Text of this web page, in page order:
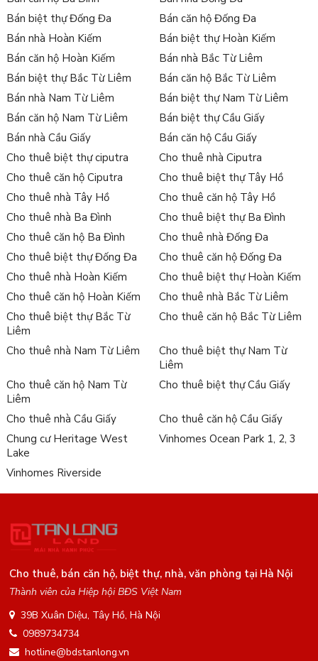
hàng thoải mái tham khảo, lựa chọn.
Cùng với đội ngũ chuyên viên tư vấn có tâm, tận tình với nghề và
có kinh nghiệm lâu năm trong lĩnh vực bất động sản, chúng tôi đảm
bảo hỗ trợ, giải đáp thắc mắc 24/24 cho từng khách hàng. Đảm bảo
Xem thêm:Bán căn hộ Ba Đình
Cho thuê biệt thự Ba Đình
Cập nhật thông tin chi tiết về cho thuê
căn hộ chung cư Ba Đình mới nhất:
Bán biệt thự Đống Đa
Bán căn hộ Đống Đa
Bán nhà Hoàn Kiếm
Bán biệt thự Hoàn Kiếm
Bán căn hộ Hoàn Kiếm
Bán nhà Bắc Từ Liêm
Bán biệt thự Bắc Từ Liêm
Bán căn hộ Bắc Từ Liêm
Bán nhà Nam Từ Liêm
Bán biệt thự Nam Từ Liêm
Bán căn hộ Nam Từ Liêm
Bán biệt thự Cầu Giấy
Bán nhà Cầu Giấy
Bán căn hộ Cầu Giấy
Cho thuê biệt thự ciputra
Cho thuê nhà Ciputra
Cho thuê căn hộ Ciputra
Cho thuê biệt thự Tây Hồ
Cho thuê nhà Tây Hồ
Cho thuê căn hộ Tây Hồ
Cho thuê nhà Ba Đình
Cho thuê biệt thự Ba Đình
Cho thuê căn hộ Ba Đình
Cho thuê nhà Đống Đa
Cho thuê biệt thự Đống Đa
Cho thuê căn hộ Đống Đa
Cho thuê nhà Hoàn Kiếm
Cho thuê biệt thự Hoàn Kiếm
Cho thuê căn hộ Hoàn Kiếm
Cho thuê nhà Bắc Từ Liêm
Cho thuê biệt thự Bắc Từ
Liêm
Cho thuê căn hộ Bắc Từ Liêm
Cho thuê nhà Nam Từ Liêm
Cho thuê biệt thự Nam Từ
Liêm
Cho thuê căn hộ Nam Từ
Liêm
Cho thuê biệt thự Cầu Giấy
Cho thuê nhà Cầu Giấy
Cho thuê căn hộ Cầu Giấy
Chung cư Heritage West
Lake
Vinhomes Ocean Park 1, 2, 3
Vinhomes Riverside
Cho thuê, bán căn hộ, biệt thự, nhà, văn phòng tại Hà Nội
Thành viên của Hiệp hội BĐS Việt Nam
39B Xuân Diệu, Tây Hồ, Hà Nội
0989734734
hotline@bdstanlong.vn